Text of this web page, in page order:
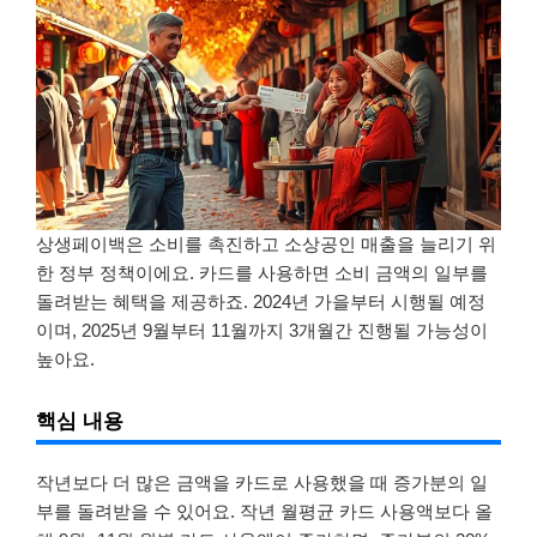
상생페이백은 소비를 촉진하고 소상공인 매출을 늘리기 위
한 정부 정책이에요. 카드를 사용하면 소비 금액의 일부를
돌려받는 혜택을 제공하죠. 2024년 가을부터 시행될 예정
이며, 2025년 9월부터 11월까지 3개월간 진행될 가능성이
높아요.
핵심 내용
작년보다 더 많은 금액을 카드로 사용했을 때 증가분의 일
부를 돌려받을 수 있어요. 작년 월평균 카드 사용액보다 올